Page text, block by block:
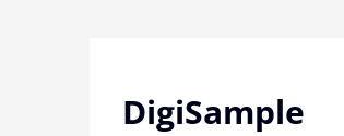
DigiSample